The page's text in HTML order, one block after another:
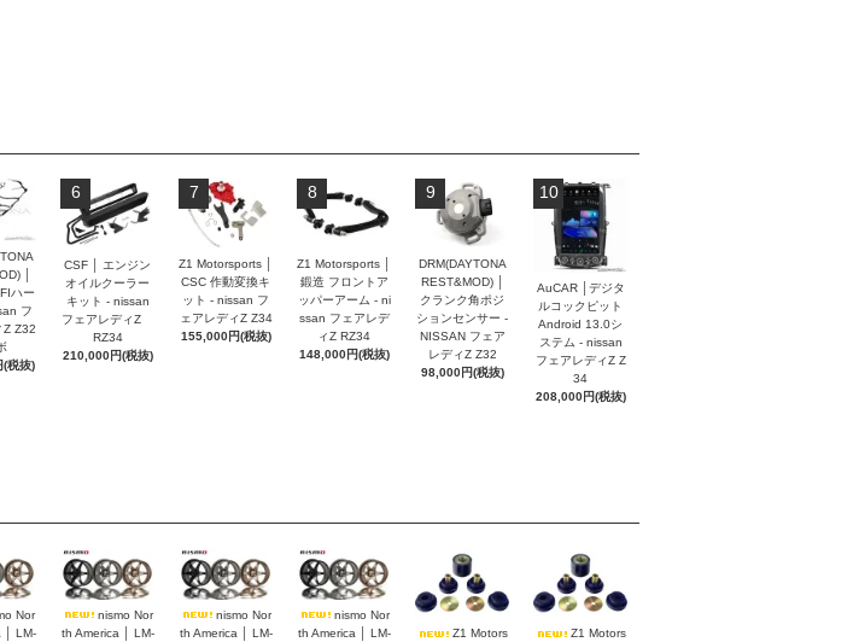
│
ハー
フ
Z Z32
税抜)
6
CSF │ エンジン
オイルクーラー
キット - nissan
フェアレディZ
RZ34
210,000円(税抜)
7
Z1 Motorsports │
CSC 作動変換キ
ット - nissan フ
ェアレディZ Z34
155,000円(税抜)
8
Z1 Motorsports │
鍛造 フロントア
ッパーアーム - ni
ssan フェアレデ
ィZ RZ34
148,000円(税抜)
9
DRM(DAYTONA
REST&MOD) │
クランク角ポジ
ションセンサー -
NISSAN フェア
レディZ Z32
98,000円(税抜)
10
AuCAR │デジタ
ルコックピット
Android 13.0シ
ステム - nissan
フェアレディZ Z
34
208,000円(税抜)
Nor
│ LM-
nismo Nor
th America │ LM-
nismo Nor
th America │ LM-
nismo Nor
th America │ LM-
Z1 Motors
Z1 Motors